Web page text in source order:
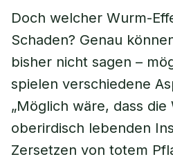
Doch welcher Wurm-
Schaden? Genau
bisher nicht sagen –
spielen verschiedene
„Möglich wäre, dass die
oberirdisch lebenden
Zersetzen von totem